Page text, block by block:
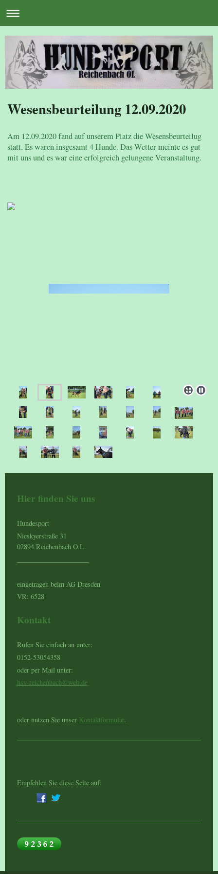
Wesensbeurteilung 12.09.2020
Am 12.09.2020 fand auf unserem Platz die Wesensbeurteilug
statt. Es waren insgesamt 4 Hunde. Das Wetter meinte es gut
mit uns und es war eine erfolgreich gelungene Veranstaltung.
Hier finden Sie uns
Hundesport
Nieskyerstraße 31
02894 Reichenbach O.L.
eingetragen beim AG Dresden
VR: 6528
Kontakt
Rufen Sie einfach an unter:
0152-53054358
oder per Mail unter:
hsv-reichenbach@web.de
oder nutzen Sie unser Kontaktformular.
Empfehlen Sie diese Seite auf: